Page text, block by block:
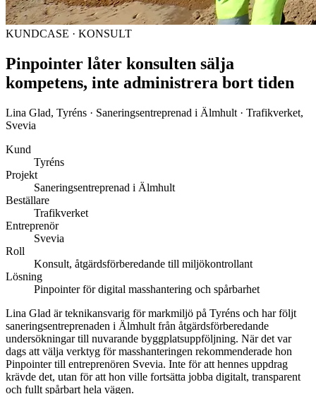
KUNDCASE · KONSULT
Pinpointer låter konsulten sälja
kompetens, inte administrera bort tiden
Lina Glad, Tyréns · Saneringsentreprenad i Älmhult · Trafikverket,
Svevia
Kund
Tyréns
Projekt
Saneringsentreprenad i Älmhult
Beställare
Trafikverket
Entreprenör
Svevia
Roll
Konsult, åtgärdsförberedande till miljökontrollant
Lösning
Pinpointer för digital masshantering och spårbarhet
Lina Glad är teknikansvarig för markmiljö på Tyréns och har följt
saneringsentreprenaden i Älmhult från åtgärdsförberedande
undersökningar till nuvarande byggplatsuppföljning. När det var
dags att välja verktyg för masshanteringen rekommenderade hon
Pinpointer till entreprenören Svevia. Inte för att hennes uppdrag
krävde det, utan för att hon ville fortsätta jobba digitalt, transparent
och fullt spårbart hela vägen.